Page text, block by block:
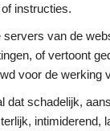
instructies.
servers van de
of vertoont
voor de werking
dat schadelijk,
intimiderend,